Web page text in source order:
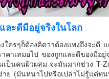
ละดีมีอยู่จริงในโลก
ใครๆก็ต้องคิดว่าต้องแพงถึงจะดี
าเสมอไป ของถูกและดีของมีอยู่
ป็นคนผิวผสม จะมันมากช่วง T-
ย (มันหนาไปหรือเปล่าไม่รู้แต่ท